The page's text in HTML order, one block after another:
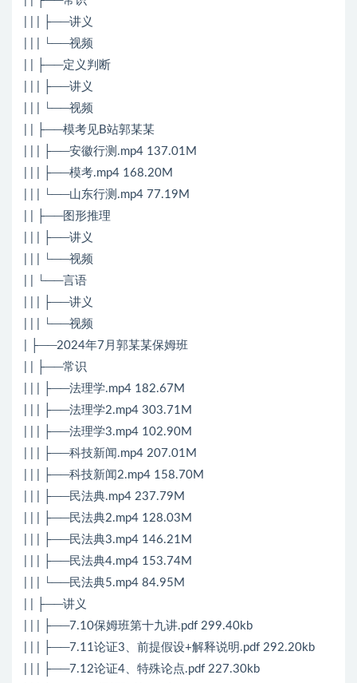
| | | ├──讲义
| | | └──视频
| | ├──定义判断
| | | ├──讲义
| | | └──视频
| | ├──模考见B站郭某某
| | | ├──安徽行测.mp4 137.01M
| | | ├──模考.mp4 168.20M
| | | └──山东行测.mp4 77.19M
| | ├──图形推理
| | | ├──讲义
| | | └──视频
| | └──言语
| | | ├──讲义
| | | └──视频
| ├──2024年7月郭某某保姆班
| | ├──常识
| | | ├──法理学.mp4 182.67M
| | | ├──法理学2.mp4 303.71M
| | | ├──法理学3.mp4 102.90M
| | | ├──科技新闻.mp4 207.01M
| | | ├──科技新闻2.mp4 158.70M
| | | ├──民法典.mp4 237.79M
| | | ├──民法典2.mp4 128.03M
| | | ├──民法典3.mp4 146.21M
| | | ├──民法典4.mp4 153.74M
| | | └──民法典5.mp4 84.95M
| | ├──讲义
| | | ├──7.10保姆班第十九讲.pdf 299.40kb
| | | ├──7.11论证3、前提假设+解释说明.pdf 292.20kb
| | | ├──7.12论证4、特殊论点.pdf 227.30kb